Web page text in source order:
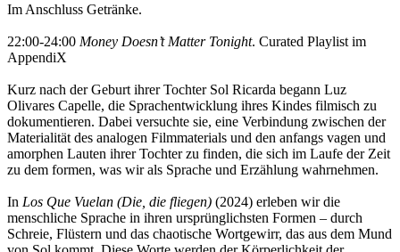
Im Anschluss Getränke.
22:00-24:00 Money Doesn’t Matter Tonight. Curated Playlist im
AppendiX
Kurz nach der Geburt ihrer Tochter Sol Ricarda begann Luz
Olivares Capelle, die Sprachentwicklung ihres Kindes filmisch zu
dokumentieren. Dabei versuchte sie, eine Verbindung zwischen der
Materialität des analogen Filmmaterials und den anfangs vagen und
amorphen Lauten ihrer Tochter zu finden, die sich im Laufe der Zeit
zu dem formen, was wir als Sprache und Erzählung wahrnehmen.
In Los Que Vuelan (Die, die fliegen) (2024) erleben wir die
menschliche Sprache in ihren ursprünglichsten Formen – durch
Schreie, Flüstern und das chaotische Wortgewirr, das aus dem Mund